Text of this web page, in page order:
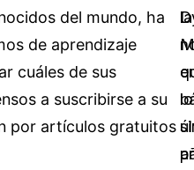
del mundo, ha
de aprendizaje
cuáles de sus
a suscribirse a su
por artículos gratuitos
la